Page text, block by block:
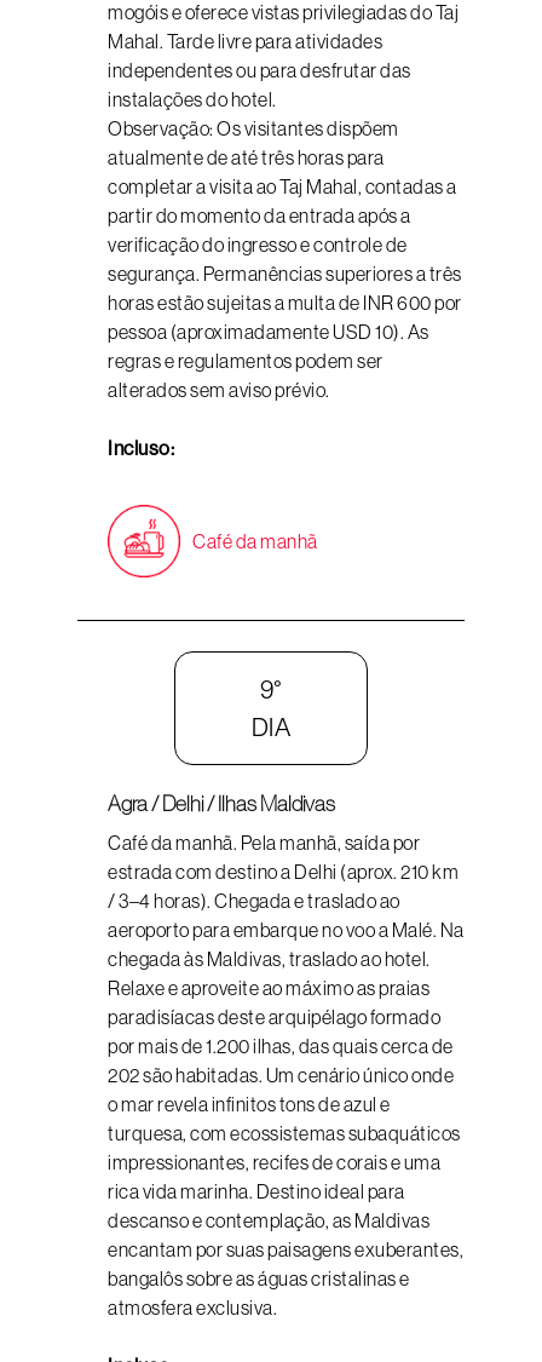
mogóis e oferece vistas privilegiadas do Taj
Mahal. Tarde livre para atividades
independentes ou para desfrutar das
instalações do hotel.
Observação: Os visitantes dispõem
atualmente de até três horas para
completar a visita ao Taj Mahal, contadas a
partir do momento da entrada após a
verificação do ingresso e controle de
segurança. Permanências superiores a três
horas estão sujeitas a multa de INR 600 por
pessoa (aproximadamente USD 10). As
regras e regulamentos podem ser
alterados sem aviso prévio.
Incluso:
Café da manhã
9°
DIA
Agra / Delhi / Ilhas Maldivas
Café da manhã. Pela manhã, saída por
estrada com destino a Delhi (aprox. 210 km
/ 3–4 horas). Chegada e traslado ao
aeroporto para embarque no voo a Malé. Na
chegada às Maldivas, traslado ao hotel.
Relaxe e aproveite ao máximo as praias
paradisíacas deste arquipélago formado
por mais de 1.200 ilhas, das quais cerca de
202 são habitadas. Um cenário único onde
o mar revela infinitos tons de azul e
turquesa, com ecossistemas subaquáticos
impressionantes, recifes de corais e uma
rica vida marinha. Destino ideal para
descanso e contemplação, as Maldivas
encantam por suas paisagens exuberantes,
bangalôs sobre as águas cristalinas e
atmosfera exclusiva.